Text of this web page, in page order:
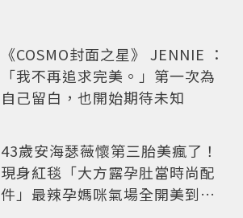
《COSMO封面之星》 JENNIE ：
「我不再追求完美。」第一次為
自己留白，也開始期待未知
43歲安海瑟薇懷第三胎美瘋了！
現身紅毯「大方露孕肚當時尚配
件」最辣孕媽咪氣場全開美到發